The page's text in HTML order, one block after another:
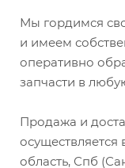
Мы гордимся
и имеем
оперативно
запчасти в
Продажа и
область, Спб